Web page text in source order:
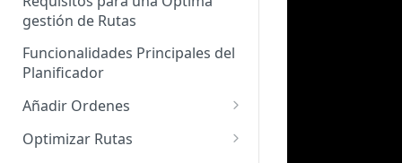
Agrupación de dispositivos
Asignación de dispositivos a
usuarios
gestión de Rutas
Funcionalidades Principales del
Planificador
Añadir Ordenes
Definición de una Orden
Optimizar Rutas